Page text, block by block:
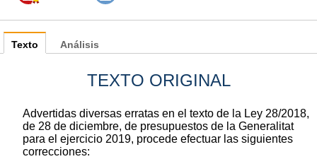
Texto
TEXTO ORIGINAL
Advertidas diversas erratas en el texto de la Ley 28/2018,
de 28 de diciembre, de presupuestos de la Generalitat
para el ejercicio 2019, procede efectuar las siguientes
correcciones:
Análisis